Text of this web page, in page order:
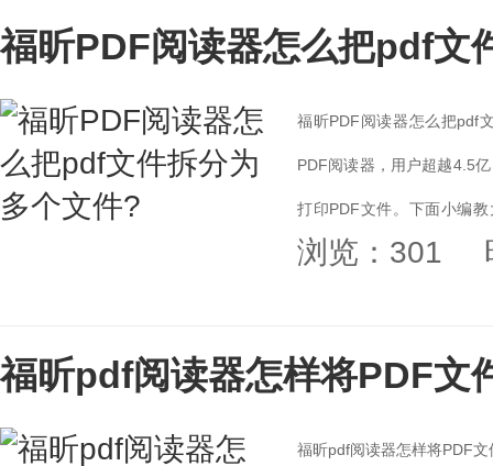
福昕PDF阅读器怎么把pdf文
福昕PDF阅读器怎么把pdf
PDF阅读器，用户超越4.5
打印PDF文件。下面小编
法。...
浏览：301
福昕pdf阅读器怎样将PDF文
福昕pdf阅读器怎样将PDF